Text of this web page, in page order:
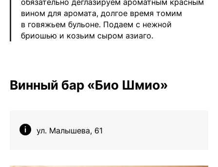
вином для аромата, долгое время томим
в говяжьем бульоне. Подаем с нежной
бриошью и козьим сыром азиаго.
Винный бар «Био Шмио»
ул. Малышева, 61